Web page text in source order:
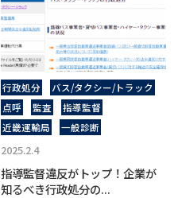
行政処分
バス/タクシー/トラック
点呼
監査
指導監督
近畿運輸局
一般診断
2025.2.4
指導監督違反がトップ！企業が
知るべき行政処分の...